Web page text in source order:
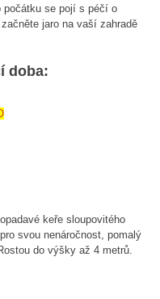
se pojí s péčí o
jaro na vaší zahradě
doba:
keře sloupovitého
svou nenáročnost, pomalý
do výšky až 4 metrů.